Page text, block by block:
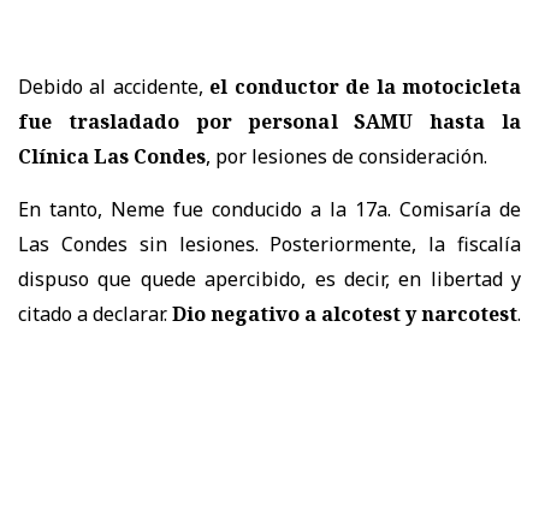
Debido al accidente, el conductor de la motocicleta
fue trasladado por personal SAMU hasta la
Clínica Las Condes, por lesiones de consideración.
En tanto, Neme fue conducido a la 17a. Comisaría de
Las Condes sin lesiones. Posteriormente, la fiscalía
dispuso que quede apercibido, es decir, en libertad y
citado a declarar.Dio negativo a alcotest y narcotest.